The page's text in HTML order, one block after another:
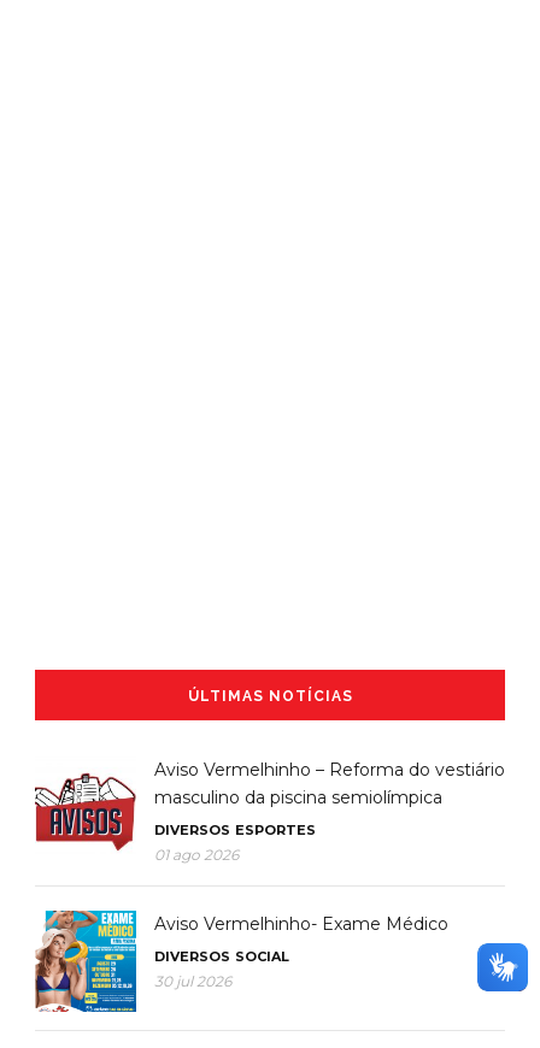
ÚLTIMAS NOTÍCIAS
Aviso Vermelhinho – Reforma do vestiário
masculino da piscina semiolímpica
DIVERSOS ESPORTES
01 ago 2026
Aviso Vermelhinho- Exame Médico
DIVERSOS SOCIAL
30 jul 2026